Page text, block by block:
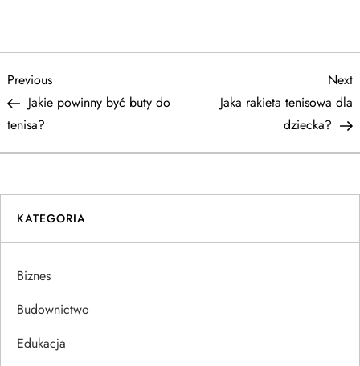
N
a
w
i
g
a
c
Previous
Post
Previous
Jakie powinny być buty do
tenisa?
Next
Jaka rakieta tenisowa dla
dziecka?
KATEGORIA
Biznes
Budownictwo
Edukacja